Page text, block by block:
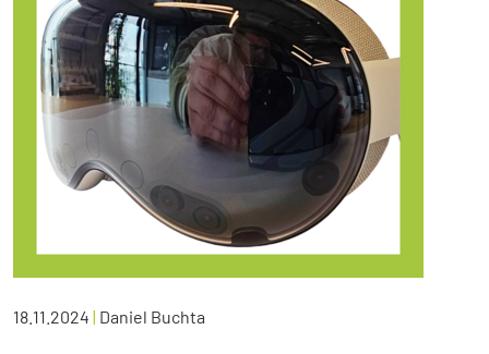
18.11.2024 | Daniel Buchta